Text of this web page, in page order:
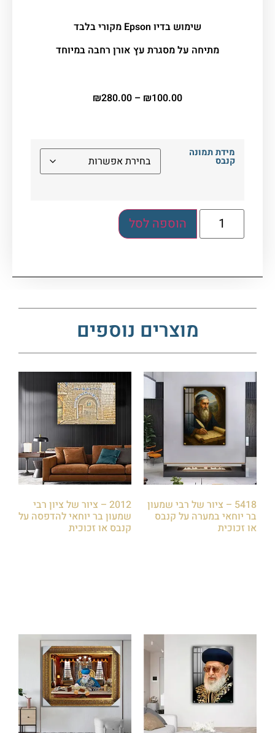
שימוש בדיו Epson מקורי בלבד
מתיחה על מסגרת עץ אורן רחבה במיוחד
₪100.00
–
₪280.00
מידת תמונה
קנבס
הוספה לסל
מוצרים נוספים
5418 – ציור של רבי שמעון
בר יוחאי במערה על קנבס
או זכוכית
2012 – ציור של ציון רבי
שמעון בר יוחאי להדפסה על
קנבס או זכוכית